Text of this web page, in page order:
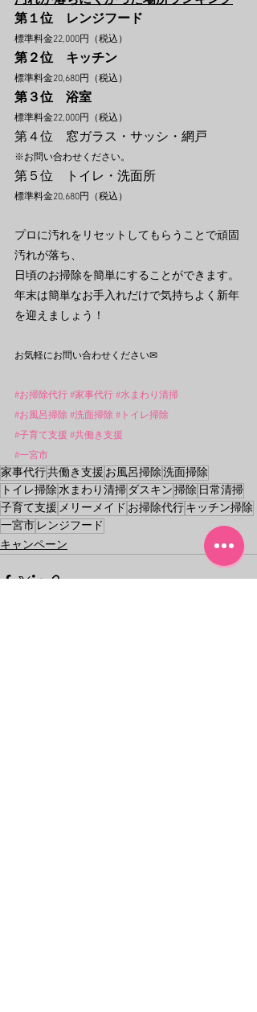
第１位　レンジフード
標準料金22,000円（税込）
第２位 キッチン
標準料金20,680円（税込）
第３位 浴室
標準料金22,000円（税込）
第４位　窓ガラス・サッシ・網戸
※お問い合わせください。
第５位　トイレ・洗面所
標準料金20,680円（税込）
プロに汚れをリセットしてもらうことで頑固
汚れが落ち、
日頃のお掃除を簡単にすることができます。
年末は簡単なお手入れだけで気持ちよく新年
を迎えましょう！
お気軽にお問い合わせください✉
#お掃除代行 #家事代行 #水まわり清掃
#お風呂掃除 #洗面掃除 #トイレ掃除
#子育て支援 #共働き支援
#一宮市
家事代行共働き支援 お風呂掃除洗面掃除
トイレ掃除水まわり清掃 ダスキン掃除 日常清掃
子育て支援 メリーメイド お掃除代行キッチン掃除
一宮市 レンジフード
キャンペーン